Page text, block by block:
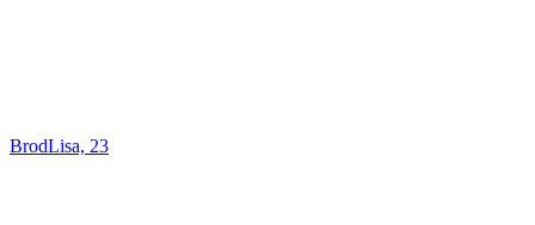
BrodLisa, 23